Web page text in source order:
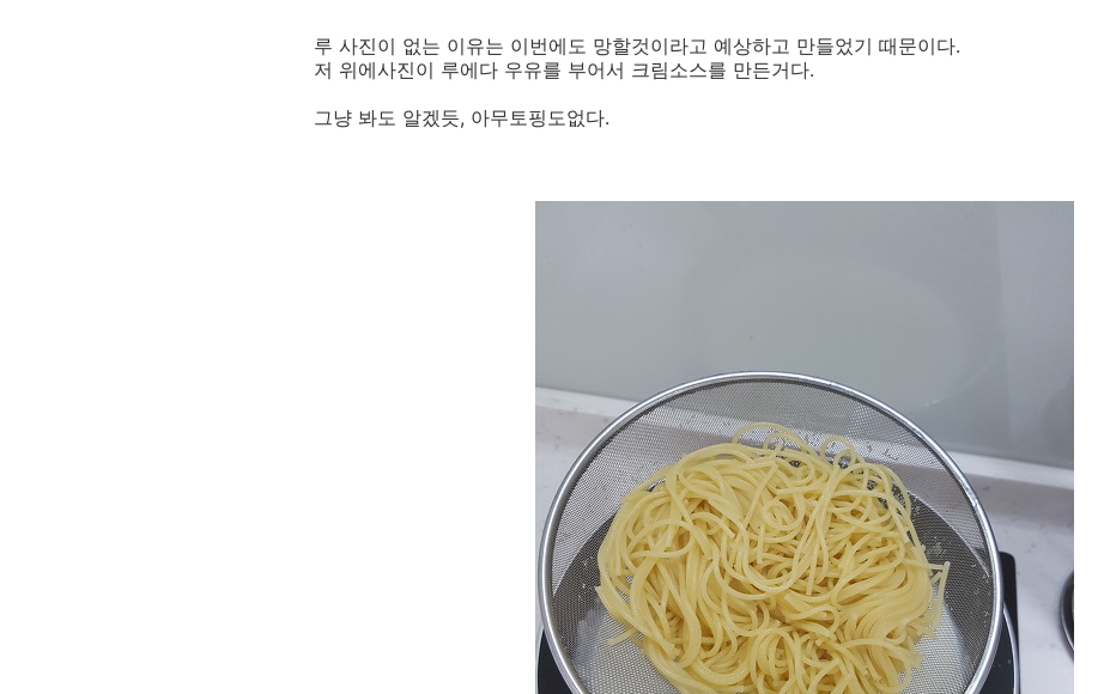
루 사진이 없는 이유는 이번에도 망할것이라고 예상하고 만들었기 때문이다.
저 위에사진이 루에다 우유를 부어서 크림소스를 만든거다.
그냥 봐도 알겠듯, 아무토핑도없다.